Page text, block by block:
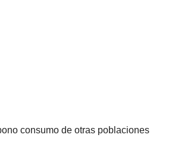
consumo de otras poblaciones